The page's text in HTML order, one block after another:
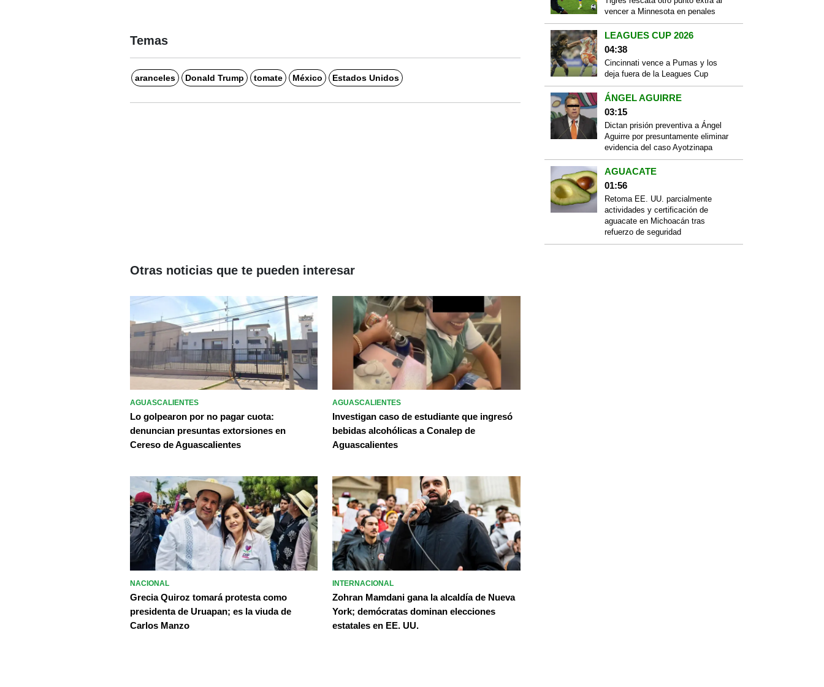
Temas
aranceles Donald Trump tomate México Estados Unidos
vencer a Minnesota en penales
LEAGUES CUP 2026
04:38
Cincinnati vence a Pumas y los
deja fuera de la Leagues Cup
ÁNGEL AGUIRRE
03:15
Dictan prisión preventiva a Ángel
Aguirre por presuntamente eliminar
evidencia del caso Ayotzinapa
AGUACATE
01:56
Retoma EE. UU. parcialmente
actividades y certificación de
aguacate en Michoacán tras
refuerzo de seguridad
Otras noticias que te pueden interesar
AGUASCALIENTES
Lo golpearon por no pagar cuota:
denuncian presuntas extorsiones en
Cereso de Aguascalientes
AGUASCALIENTES
Investigan caso de estudiante que ingresó
bebidas alcohólicas a Conalep de
Aguascalientes
NACIONAL
Grecia Quiroz tomará protesta como
presidenta de Uruapan; es la viuda de
Carlos Manzo
INTERNACIONAL
Zohran Mamdani gana la alcaldía de Nueva
York; demócratas dominan elecciones
estatales en EE. UU.